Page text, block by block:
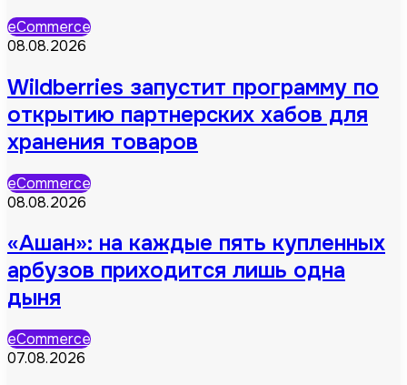
eCommerce
08.08.2026
Wildberries запустит программу по
открытию партнерских хабов для
хранения товаров
eCommerce
08.08.2026
«Ашан»: на каждые пять купленных
арбузов приходится лишь одна
дыня
eCommerce
07.08.2026